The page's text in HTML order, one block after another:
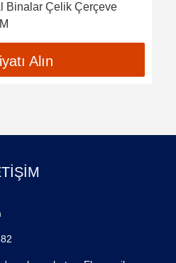
Binalar Çelik Çerçeve
Alın